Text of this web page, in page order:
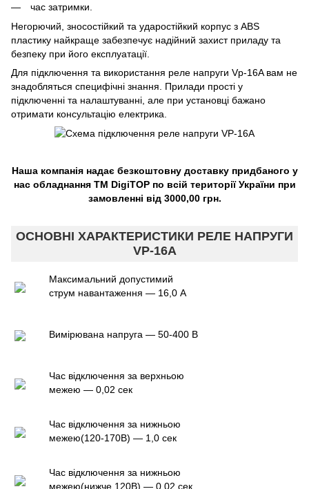
час затримки.
Негорючий, зносостійкий та ударостійкий корпус з ABS
пластику найкраще забезпечує надійний захист приладу та
безпеку при його експлуатації.
Для підключення та використання реле напруги Vp-16A вам не
знадобляться специфічні знання. Прилади прості у
підключенні та налаштуванні, але при установці бажано
отримати консультацію електрика.
Наша компанія надає безкоштовну доставку придбаного у
нас обладнання TM DigiTOP по всій території України при
замовленні від 3000,00 грн.
ОСНОВНІ ХАРАКТЕРИСТИКИ РЕЛЕ НАПРУГИ
VP-16A
Максимальний допустимий
струм навантаження — 16,0 А
Вимірювана напруга — 50-400 В
Час відключення за верхньою
межею — 0,02 сек
Час відключення за нижньою
межею(120-170В) — 1,0 сек
Час відключення за нижньою
межею(нижче 120В) — 0,02 сек